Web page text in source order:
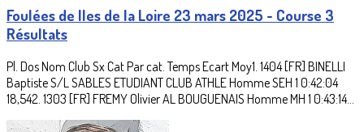
Foulées de Iles de la Loire 23 mars 2025 - Course 3
Résultats
Pl. Dos Nom Club Sx Cat Par cat. Temps Ecart Moy1. 1404 [FR] BINELLI
Baptiste S/L SABLES ETUDIANT CLUB ATHLE Homme SEH 1 0:42:04
18,542. 1303 [FR] FREMY Olivier AL BOUGUENAIS Homme MH 1 0:43:14...